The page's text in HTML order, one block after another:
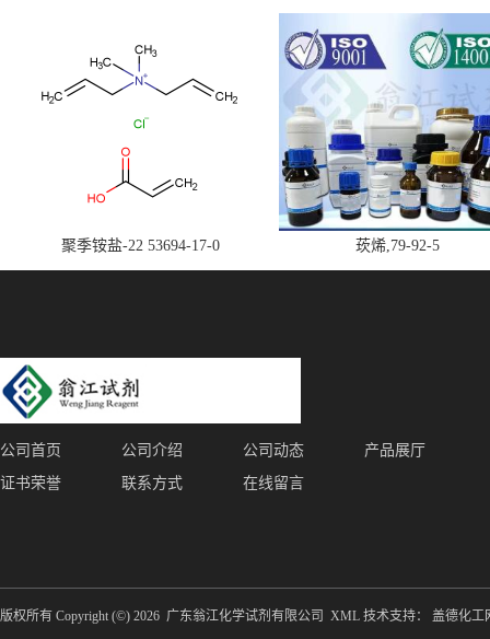
聚季铵盐-22 53694-17-0 莰烯,79-92-5
公司首页 公司介绍 公司动态
产品展厅
证书荣誉
联系方式 在线留言
版权所有 Copyright (©) 2026 广东翁江化学试剂有限公司 XML 技术支持： 盖德化工